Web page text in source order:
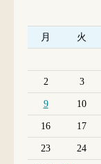
月
火
2 3
9 10
16 17
23 24